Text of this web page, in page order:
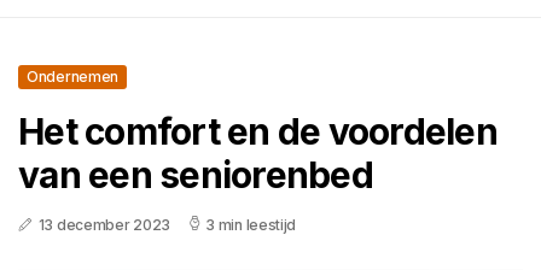
Ondernemen
Het comfort en de voordelen
van een seniorenbed
13 december 2023 3 min leestijd